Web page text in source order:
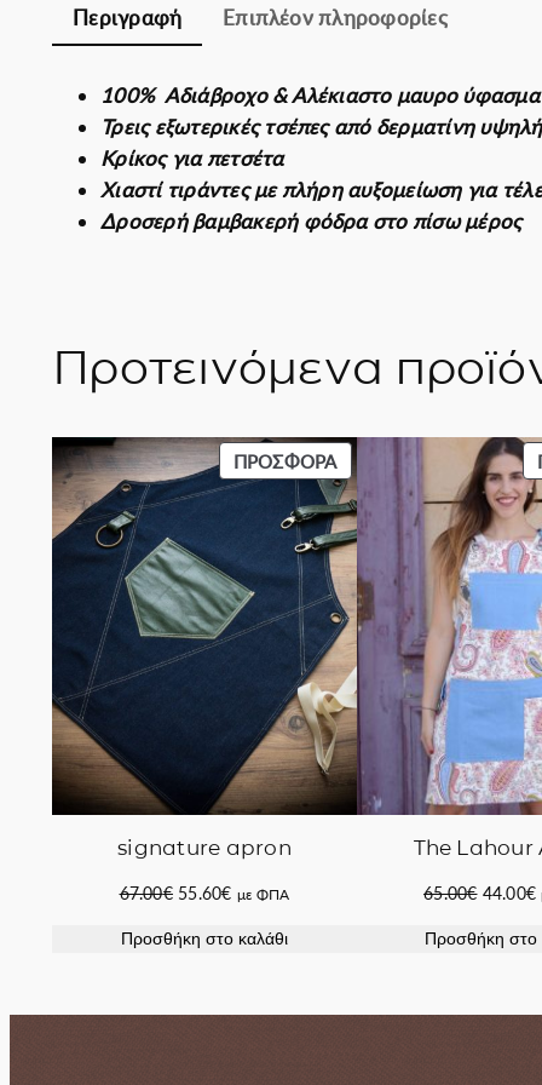
Περιγραφή Επιπλέον πληροφορίες
100% Αδιάβροχο & Αλέκιαστο μαυρο ύφασμα
Τρεις εξωτερικές τσέπες από δερματίνη
Κρίκος για πετσέτα
Χιαστί τιράντες με πλήρη αυξομείωση για
Δροσερή βαμβακερή φόδρα στο πίσω μέρος
Προτεινόμενα
ΠΡΟΣΦΟΡΆΠΡΟΪΌΝ
ΣΕ
ΠΡΟΣΦΟΡΆ
signature apron
67.00€ Original
was:
55.60€Η
τιμή
με ΦΠΑ
Προσθήκη στο καλάθι
The Lahour
65.00€ Original
was:
44.00€
Προσθήκη στο